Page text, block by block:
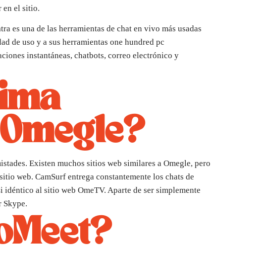
en el sitio.
es una de las herramientas de chat en vivo más usadas
de uso y a sus herramientas one hundred pc
instantáneas, chatbots, correo electrónico y
Existen muchos sitios web similares a Omegle, pero
web. CamSurf entrega constantemente los chats de
al sitio web OmeTV. Aparte de ser simplemente
Skype.